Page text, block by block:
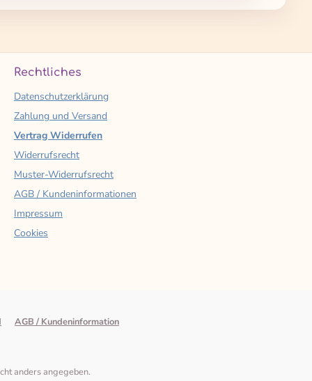
Rechtliches
Datenschutzerklärung
Zahlung und Versand
Vertrag Widerrufen
Widerrufsrecht
Muster-Widerrufsrecht
AGB / Kundeninformationen
Impressum
Cookies
AGB / Kundeninformation
anders angegeben.